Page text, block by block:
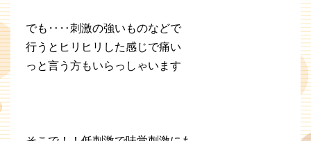
でも‥‥刺激の強いものなどで
行うとヒリヒリした感じで痛い
っと言う方もいらっしゃいます